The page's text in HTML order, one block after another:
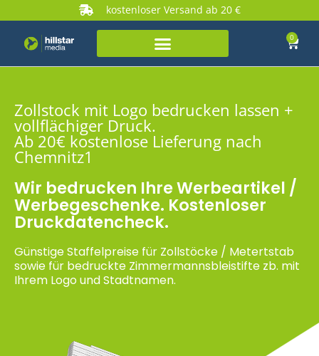
kostenloser Versand ab 20 €
0
Zollstock mit Logo bedrucken lassen +
vollflächiger Druck.
Ab 20€ kostenlose Lieferung nach
Chemnitz1
Wir bedrucken Ihre Werbeartikel /
Werbegeschenke. Kostenloser
Druckdatencheck.
Günstige Staffelpreise für Zollstöcke / Metertstab
sowie für bedruckte Zimmermannsbleistifte zb. mit
Ihrem Logo und Stadtnamen.